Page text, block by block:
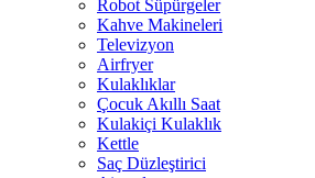
Robot Süpürgeler
Kahve Makineleri
Televizyon
Airfryer
Kulaklıklar
Çocuk Akıllı Saat
Kulakiçi Kulaklık
Kettle
Saç Düzleştirici